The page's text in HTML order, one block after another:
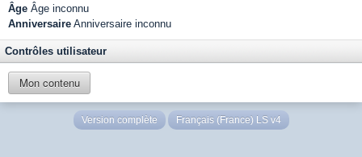
Âge Âge inconnu
Anniversaire Anniversaire inconnu
Contrôles utilisateur
Mon contenu
Version complète Français (France) LS v4